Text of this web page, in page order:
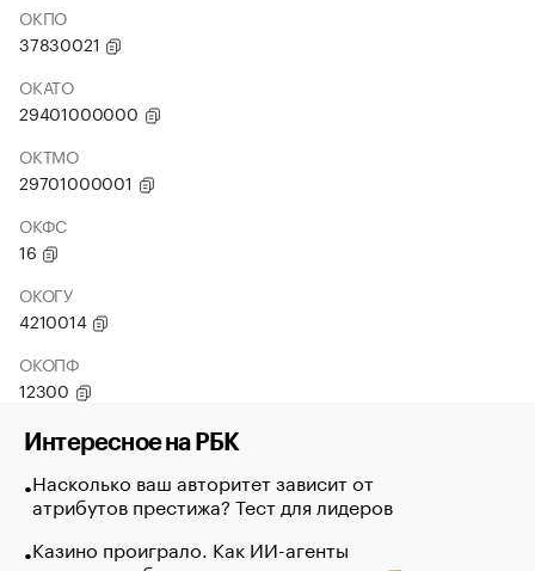
ОКПО
37830021
ОКАТО
29401000000
ОКТМО
29701000001
ОКФС
16
ОКОГУ
4210014
ОКОПФ
12300
Интересное на РБК
Насколько ваш авторитет зависит от
атрибутов престижа? Тест для лидеров
Казино проиграло. Как ИИ-агенты